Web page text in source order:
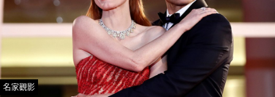
名家觀影